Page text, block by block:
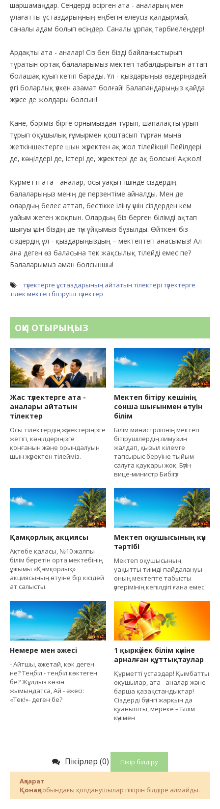
шаршамаңдар. Сендерді өсірген ата - аналарың мен
ұлағатты ұстаздарыңның еңбегін елеусіз қалдырмай,
саналы адам болып өсіңдер. Саналы ұрпақ тәрбиелеңдер!
Ардақты ата - аналар! Сіз бен бізді байланыстырып
тұратын ортақ балаларымыз мектеп табалдырығын аттап
болашақ қуып кетіп барады. Ұл - қыздарыңыз өздеріңіздей
үлгі боларлық үлкен азамат болғай! Балапандарыңыз қайда
жүрсе де жолдары болсын!
Қане, бәріміз бірге орнымыздан тұрып, шапалақты ұрып
тұрып оқушылық ғұмырмен қоштасып тұрған мына
жеткіншектерге шын жүректен ақ жол тілейікші! Пейілдері
де, көңілдері де, істері де, жүректері де ақ болсын! Ақжол!
Құрметті ата - аналар, осы уақыт ішінде сіздердің
балаларыңыз менің де перзентіме айналды. Мен де
олардың белес аттап, бестікке іліну үшін сіздерден кем
уайым жеген жоқпын. Олардың біз берген білімді ақтап
шығуы үшін біздің де түн ұйқымыз бұзылды. Өйткені біз
сіздердің ұл - қыздарыңыздың – мектептегі анасымыз! Ал
ана деген өз баласына тек жақсылық тілейді емес пе?
Балаларымыз аман болсыншы!
түлектерге ұстаздарының айтатын тілектері түлектерге
тілек мектеп бітіруші түлектер
ОҚИ ОТЫРЫҢЫЗ
Жас түлектерге ата -
аналары айтатын
тілектер
Осы тілектердің жүректеріңізге
жетіп, көңілдеріңізге
қонғанын және орындалуын
шын жүректен тілейміз.
Мектеп бітіру кешінің
сонша шығынмен өтуін
білім
Білім министрлігінің мектеп
бітірушілердің лимузин
жалдап, қызыл кілемге
тапсырыс беруіне тыйым
салуға қауқары жоқ. Бүгін
вице-министр Бибігүл
Қамқорлық акциясы
Ақтөбе қаласы, №10 жалпы
білім беретін орта мектебінің
ұжымы «Қамқорлық»
акциясының өтуіне бір кісідей
ат салысты.
Мектеп оқушысының күн
тәртібі
Мектеп оқушысының
уақытты тиімді пайдалануы –
оның мектепте табысты
үлгерімінің кепілдігі ғана емес.
Немере мен әжесі
- Айтшы, әжетай, көк деген
не? Теңбіл - теңбіл көктеген
бе? Жұлдыз көзін
жымыңдатса, Ай - әжесі:
«Тек!»- деген бе?
1 қыркүйек білім күніне
арналған құттықтаулар
Құрметті ұстаздар! Қымбатты
оқушылар, ата - аналар және
барша қазақстандықтар!
Сіздерді бүгінгі жарқын да
қуанышты, мереке – Білім
күнімен
Пікірлер (0) Пікір білдіру
Ақпарат
Қонақ,тобындағы қолданушылар пікірін білдіре алмайды.